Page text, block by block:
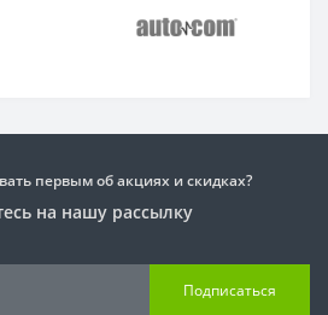
первым об акциях и скидках?
на нашу рассылку
Подписаться